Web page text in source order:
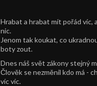
Hrabat a hrabat mít pořád víc,
nic.
Jenom tak koukat, co
boty zout.
Dnes náš svět zákony stejný
Člověk se nezměnil kdo má -
víc víc.